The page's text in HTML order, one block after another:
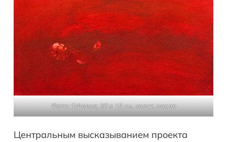
Фото: Офелия, 30 x 15 см, холст, масло
Центральным высказыванием проекта